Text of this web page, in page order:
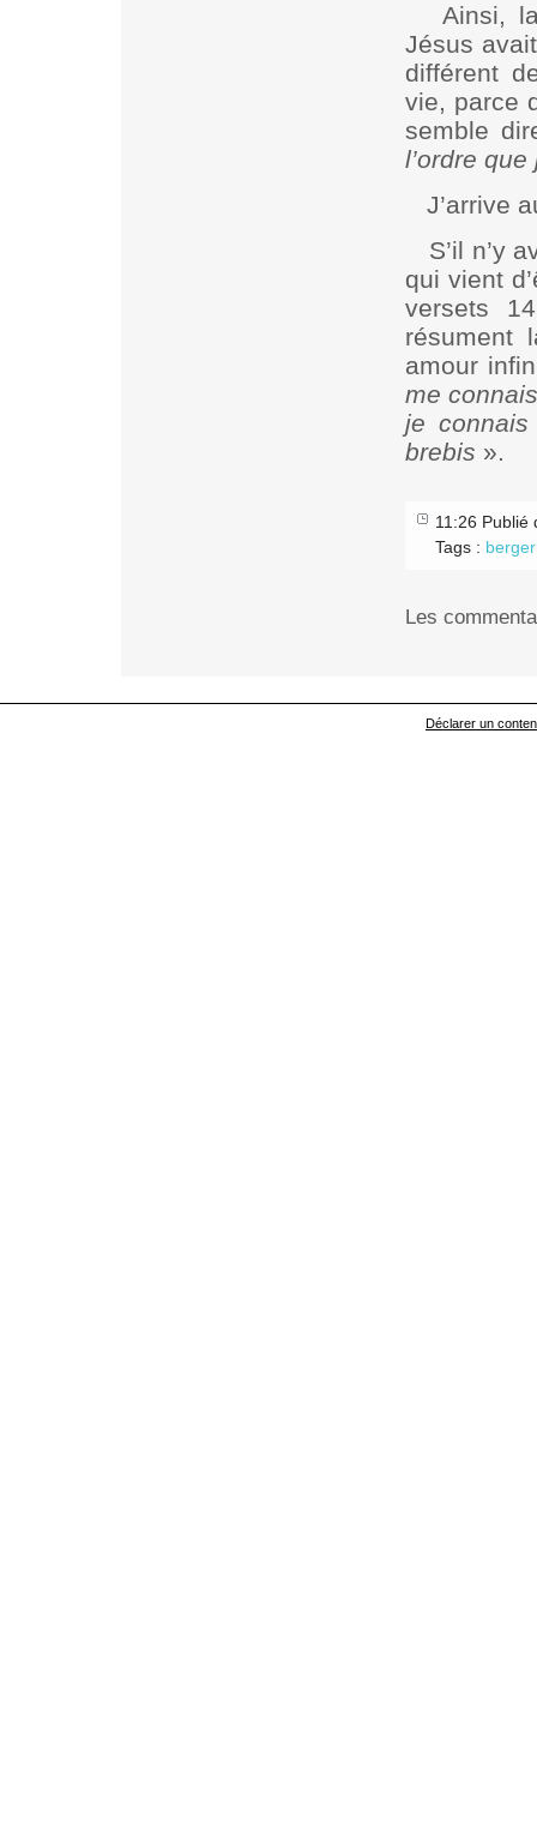
Ainsi,
Jésus
différent
vie, parce
semble
l’ordre
J’arrive
S’il n’y
qui vient
versets
résument
amour
me
je
brebis ».
11:26 Publié
Tags : berger
Les
Déclarer un